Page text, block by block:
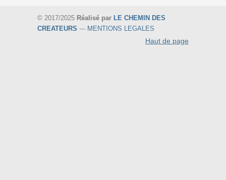
© 2017/2025 Réalisé par LE CHEMIN DES
CREATEURS --- MENTIONS LEGALES
Haut de page